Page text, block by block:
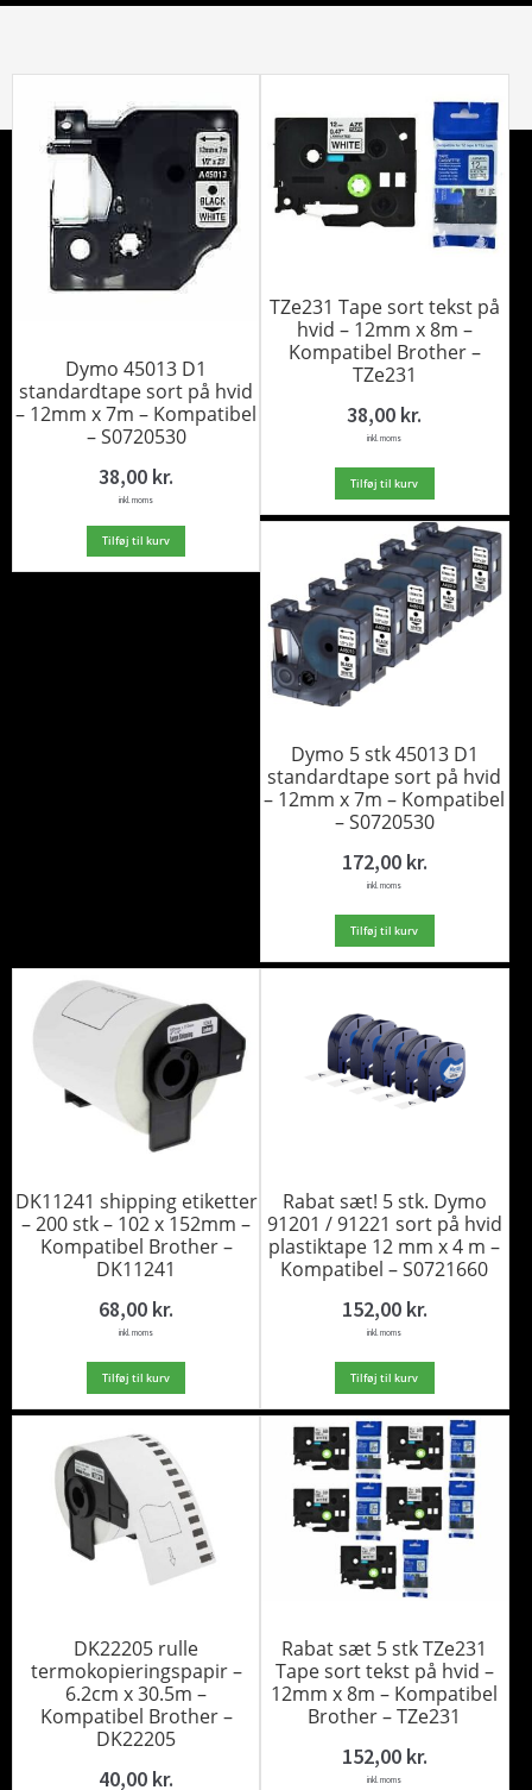
Dymo 45013 D1
standardtape sort på hvid
– 12mm x 7m – Kompatibel
– S0720530
38,00 kr.
inkl. moms
Tilføj til kurv
TZe231 Tape sort tekst på
hvid – 12mm x 8m –
Kompatibel Brother –
TZe231
38,00 kr.
inkl. moms
Tilføj til kurv
Dymo 5 stk 45013 D1
standardtape sort på hvid
– 12mm x 7m – Kompatibel
– S0720530
172,00 kr.
inkl. moms
Tilføj til kurv
DK11241 shipping etiketter
– 200 stk – 102 x 152mm –
Kompatibel Brother –
DK11241
68,00 kr.
inkl. moms
Tilføj til kurv
Rabat sæt! 5 stk. Dymo
91201 / 91221 sort på hvid
plastiktape 12 mm x 4 m –
Kompatibel – S0721660
152,00 kr.
inkl. moms
Tilføj til kurv
DK22205 rulle
termokopieringspapir –
6.2cm x 30.5m –
Kompatibel Brother –
DK22205
40,00 kr.
Rabat sæt 5 stk TZe231
Tape sort tekst på hvid –
12mm x 8m – Kompatibel
Brother – TZe231
152,00 kr.
inkl. moms